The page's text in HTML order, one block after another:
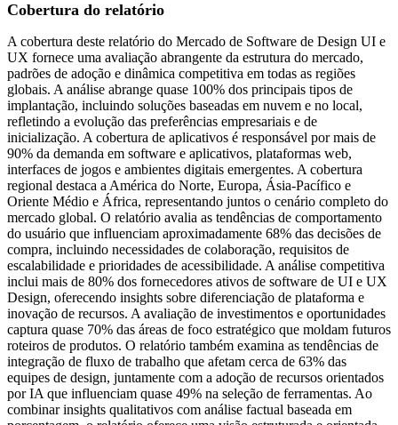
Cobertura do relatório
A cobertura deste relatório do Mercado de Software de Design UI e
UX fornece uma avaliação abrangente da estrutura do mercado,
padrões de adoção e dinâmica competitiva em todas as regiões
globais. A análise abrange quase 100% dos principais tipos de
implantação, incluindo soluções baseadas em nuvem e no local,
refletindo a evolução das preferências empresariais e de
inicialização. A cobertura de aplicativos é responsável por mais de
90% da demanda em software e aplicativos, plataformas web,
interfaces de jogos e ambientes digitais emergentes. A cobertura
regional destaca a América do Norte, Europa, Ásia-Pacífico e
Oriente Médio e África, representando juntos o cenário completo do
mercado global. O relatório avalia as tendências de comportamento
do usuário que influenciam aproximadamente 68% das decisões de
compra, incluindo necessidades de colaboração, requisitos de
escalabilidade e prioridades de acessibilidade. A análise competitiva
inclui mais de 80% dos fornecedores ativos de software de UI e UX
Design, oferecendo insights sobre diferenciação de plataforma e
inovação de recursos. A avaliação de investimentos e oportunidades
captura quase 70% das áreas de foco estratégico que moldam futuros
roteiros de produtos. O relatório também examina as tendências de
integração de fluxo de trabalho que afetam cerca de 63% das
equipes de design, juntamente com a adoção de recursos orientados
por IA que influenciam quase 49% na seleção de ferramentas. Ao
combinar insights qualitativos com análise factual baseada em